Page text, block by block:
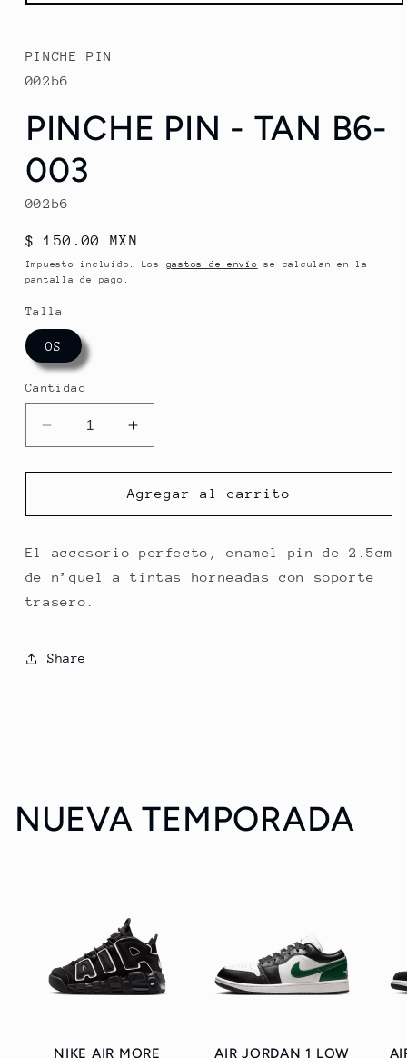
Abrir
1
en
una
ventana
PINCHE PIN
002b6
PINCHE PIN - TAN B6-
003
002b6
Precio
habitual
$ 150.00 MXN
Impuesto incluido. Los gastos de envío
se calculan en la
pantalla de pago.
Talla
OS
Cantidad
Reducir
cantidad
para
PIN
TAN
B6-
Aumentar
cantidad
para
PINCHE
PIN
TAN
B6-
Agregar al carrito
El accesorio perfecto, enamel pin de 2.5cm
de n’quel a tintas horneadas con soporte
trasero.
Share
NUEVA TEMPORADA
NIKE AIR MORE AIR JORDAN 1 LOW